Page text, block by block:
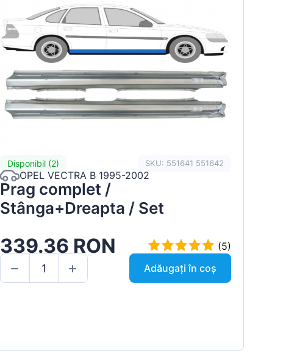
Disponibil (2) SKU: 551641 551642
OPEL VECTRA B 1995-2002
Prag complet /
Stânga+Dreapta / Set
339.36 RON
(5)
Adăugați în coș